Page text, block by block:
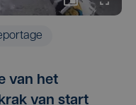
van het
van start